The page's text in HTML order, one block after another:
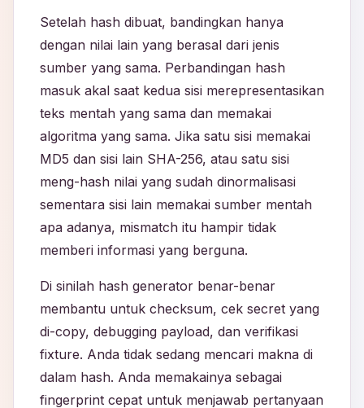
Setelah hash dibuat, bandingkan hanya
dengan nilai lain yang berasal dari jenis
sumber yang sama. Perbandingan hash
masuk akal saat kedua sisi merepresentasikan
teks mentah yang sama dan memakai
algoritma yang sama. Jika satu sisi memakai
MD5 dan sisi lain SHA-256, atau satu sisi
meng-hash nilai yang sudah dinormalisasi
sementara sisi lain memakai sumber mentah
apa adanya, mismatch itu hampir tidak
memberi informasi yang berguna.
Di sinilah hash generator benar-benar
membantu untuk checksum, cek secret yang
di-copy, debugging payload, dan verifikasi
fixture. Anda tidak sedang mencari makna di
dalam hash. Anda memakainya sebagai
fingerprint cepat untuk menjawab pertanyaan